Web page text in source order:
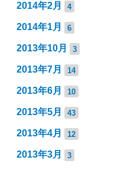
2014年2月 4
2014年1月 6
2013年10月 3
2013年7月 14
2013年6月 10
2013年5月 43
2013年4月 12
2013年3月 3